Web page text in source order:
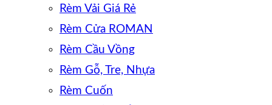
Rèm Vải Giá Rẻ
Rèm Cửa ROMAN
Rèm Cầu Vồng
Rèm Gỗ, Tre, Nhựa
Rèm Cuốn